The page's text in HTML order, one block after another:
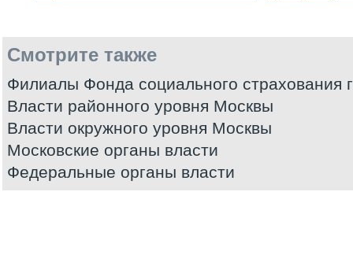
Смотрите также
Филиалы Фонда социального страхования
Власти районного уровня Москвы
Власти окружного уровня Москвы
Московские органы власти
Федеральные органы власти